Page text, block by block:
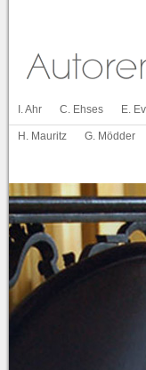
I. Ahr C. Ehses E.
H. Mauritz G. Mödder